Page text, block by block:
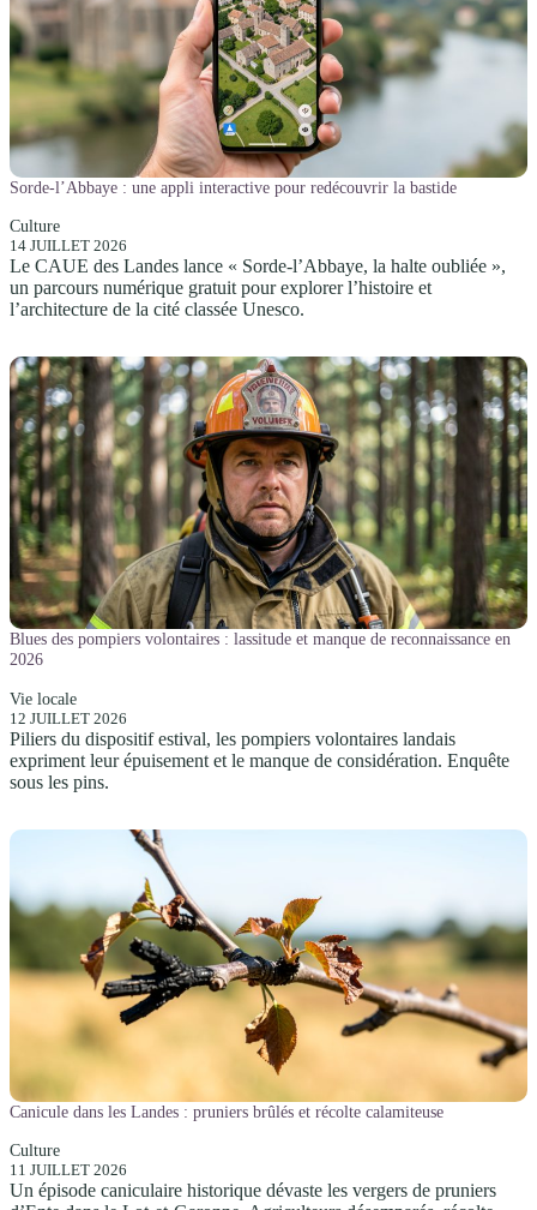
Sorde-l’Abbaye : une appli interactive pour redécouvrir la bastide
Culture
14 JUILLET 2026
Le CAUE des Landes lance « Sorde-l’Abbaye, la halte oubliée »,
un parcours numérique gratuit pour explorer l’histoire et
l’architecture de la cité classée Unesco.
Blues des pompiers volontaires : lassitude et manque de reconnaissance en
2026
Vie locale
12 JUILLET 2026
Piliers du dispositif estival, les pompiers volontaires landais
expriment leur épuisement et le manque de considération. Enquête
sous les pins.
Canicule dans les Landes : pruniers brûlés et récolte calamiteuse
Culture
11 JUILLET 2026
Un épisode caniculaire historique dévaste les vergers de pruniers